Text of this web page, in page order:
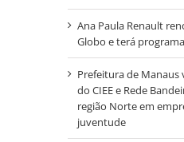
Ana Paula Renault
Globo e terá
Prefeitura de Manaus
do CIEE e Rede
região Norte em
juventude